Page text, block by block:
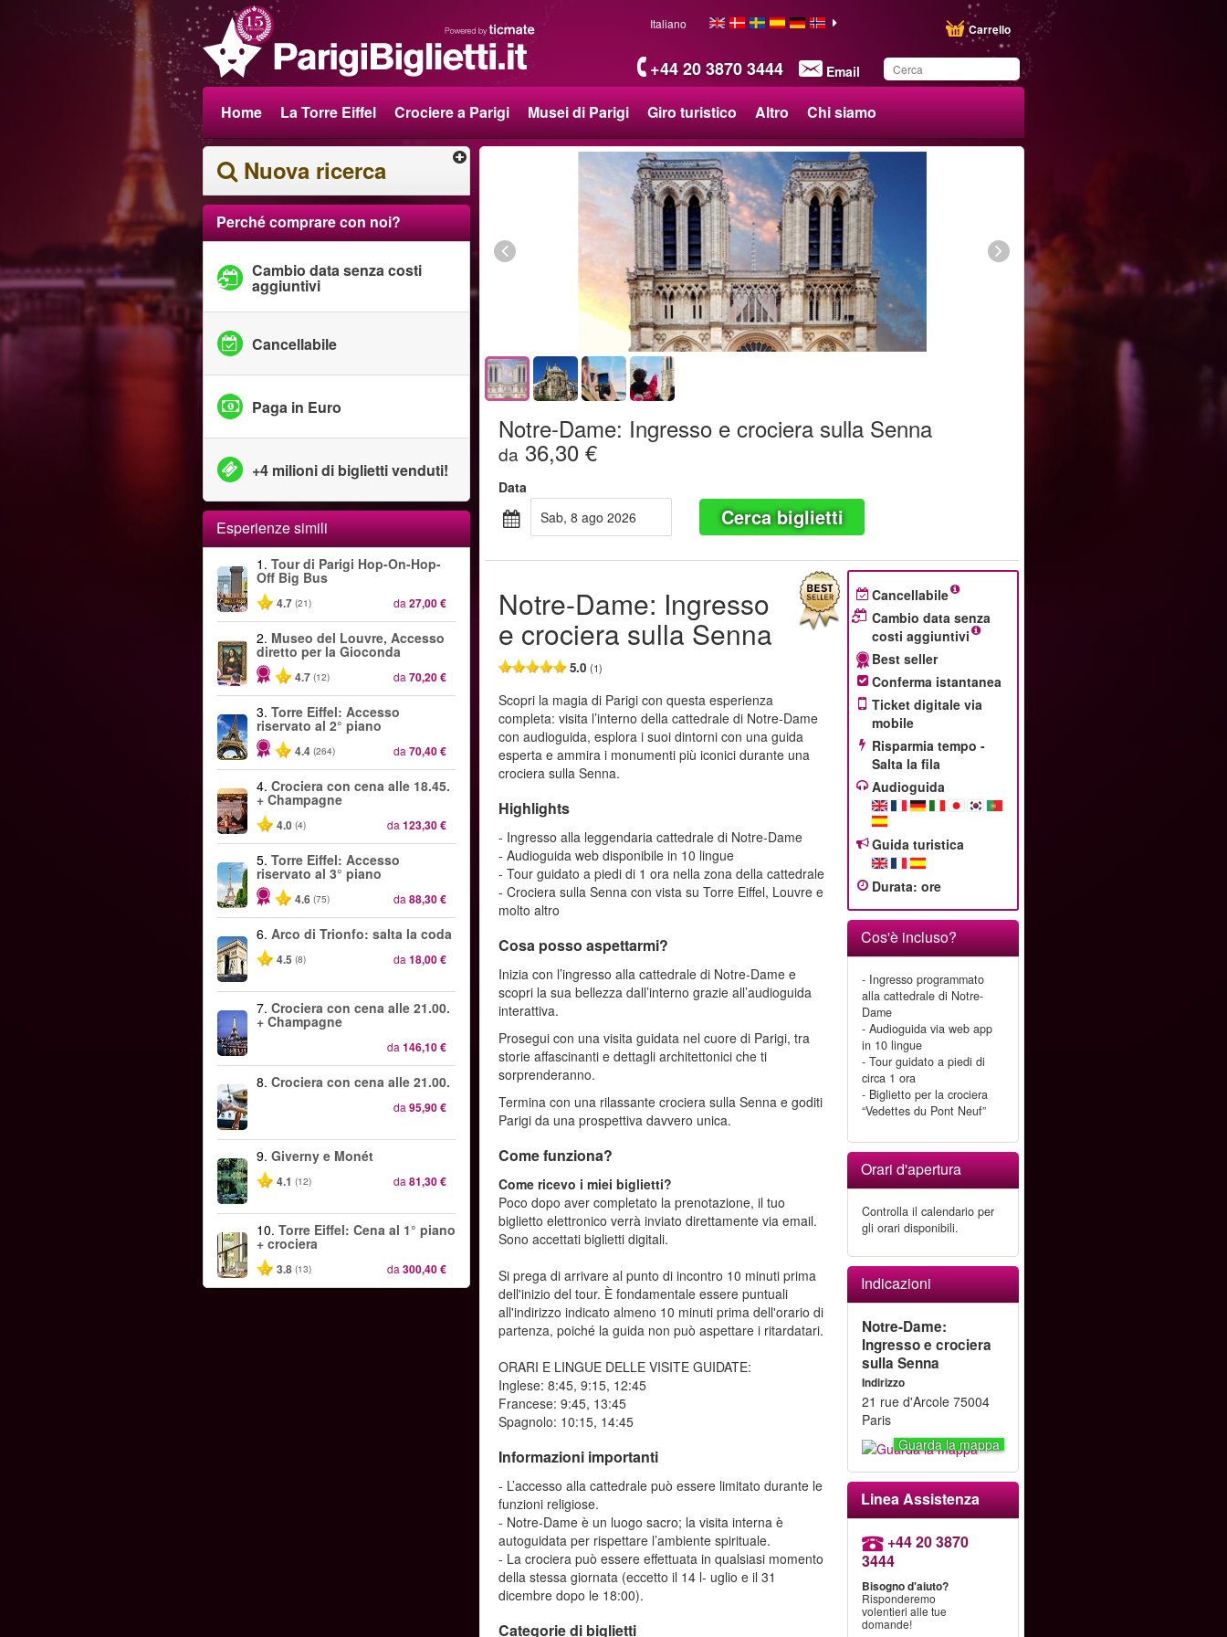
+44 20 3870 3444 Email
Carrello
Italiano
Home La Torre Eiffel Crociere a Parigi Musei di Parigi Giro turistico Altro Chi siamo
Hai salvato questo
prodotto nel tuo elenco
Nuova ricerca
Perché comprare con noi?
Cambio data senza costi
aggiuntivi
Cancellabile
Paga in Euro
+4 milioni di biglietti venduti!
Esperienze simili
1. Tour di Parigi Hop-On-Hop-
Off Big Bus
4.7 (21) da 27,00 €
2. Museo del Louvre, Accesso
diretto per la Gioconda
4.7 (12) da 70,20 €
3. Torre Eiffel: Accesso
riservato al 2° piano
4.4 (264) da 70,40 €
4. Crociera con cena alle 18.45.
+ Champagne
4.0 (4) da 123,30 €
5. Torre Eiffel: Accesso
riservato al 3° piano
4.6 (75) da 88,30 €
6. Arco di Trionfo: salta la coda
4.5 (8) da 18,00 €
7. Crociera con cena alle 21.00.
+ Champagne
da 146,10 €
8. Crociera con cena alle 21.00.
da 95,90 €
9. Giverny e Monét
4.1 (12) da 81,30 €
10. Torre Eiffel: Cena al 1° piano
+ crociera
3.8 (13) da 300,40 €
Notre-Dame: Ingresso e crociera sulla Senna
da 36,30 €
Data
sab, 8 ago 2026
Cerca biglietti
Notre-Dame: Ingresso
e crociera sulla Senna
5.0(1)
Scopri la magia di Parigi con questa esperienza
completa: visita l’interno della cattedrale di Notre-Dame
con audioguida, esplora i suoi dintorni con una guida
esperta e ammira i monumenti più iconici durante una
crociera sulla Senna.
Highlights
- Ingresso alla leggendaria cattedrale di Notre-Dame
- Audioguida web disponibile in 10 lingue
- Tour guidato a piedi di 1 ora nella zona della cattedrale
- Crociera sulla Senna con vista su Torre Eiffel, Louvre e
molto altro
Cosa posso aspettarmi?
Inizia con l’ingresso alla cattedrale di Notre-Dame e
scopri la sua bellezza dall’interno grazie all’audioguida
interattiva.
Prosegui con una visita guidata nel cuore di Parigi, tra
storie affascinanti e dettagli architettonici che ti
sorprenderanno.
Termina con una rilassante crociera sulla Senna e goditi
Parigi da una prospettiva davvero unica.
Come funziona?
Come ricevo i miei biglietti?
Poco dopo aver completato la prenotazione, il tuo
biglietto elettronico verrà inviato direttamente via email.
Sono accettati biglietti digitali.
Si prega di arrivare al punto di incontro 10 minuti prima
dell'inizio del tour. È fondamentale essere puntuali
all'indirizzo indicato almeno 10 minuti prima dell'orario di
partenza, poiché la guida non può aspettare i ritardatari.
ORARI E LINGUE DELLE VISITE GUIDATE:
Inglese: 8:45, 9:15, 12:45
Francese: 9:45, 13:45
Spagnolo: 10:15, 14:45
Informazioni importanti
- L’accesso alla cattedrale può essere limitato durante le
funzioni religiose.
- Notre-Dame è un luogo sacro; la visita interna è
autoguidata per rispettare l’ambiente spirituale.
- La crociera può essere effettuata in qualsiasi momento
della stessa giornata (eccetto il 14 l- uglio e il 31
dicembre dopo le 18:00).
Categorie di biglietti
Cancellabile
Cambio data senza
costi aggiuntivi
Best seller
Conferma istantanea
Ticket digitale via
mobile
Risparmia tempo -
Salta la fila
Audioguida
Guida turistica
Durata: ore
Cos'è incluso?
- Ingresso programmato
alla cattedrale di Notre-
Dame
- Audioguida via web app
in 10 lingue
- Tour guidato a piedi di
circa 1 ora
- Biglietto per la crociera
“Vedettes du Pont Neuf”
Orari d'apertura
Controlla il calendario per
gli orari disponibili.
Indicazioni
Notre-Dame:
Ingresso e crociera
sulla Senna
Indirizzo
21 rue d'Arcole 75004
Paris
Guarda la mappa
Linea Assistenza
+44 20 3870
3444
Bisogno d'aiuto?
Risponderemo
volentieri alle tue
domande!